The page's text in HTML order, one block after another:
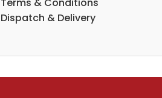
Terms & Conditions
Dispatch & Delivery